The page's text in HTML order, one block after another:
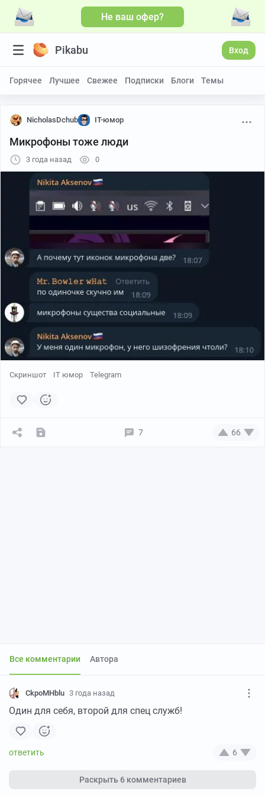
Не ваш офер?
Pikabu Вход
Горячее Лучшее Свежее Подписки Блоги Темы
NicholasDchub IT-юмор
Микрофоны тоже люди
3 года назад 0
Скриншот IT юмор Telegram
7 66
Все комментарии Автора
CkpoMHblu 3 года назад
Один для себя, второй для спец служб!
6
Раскрыть6 комментариев